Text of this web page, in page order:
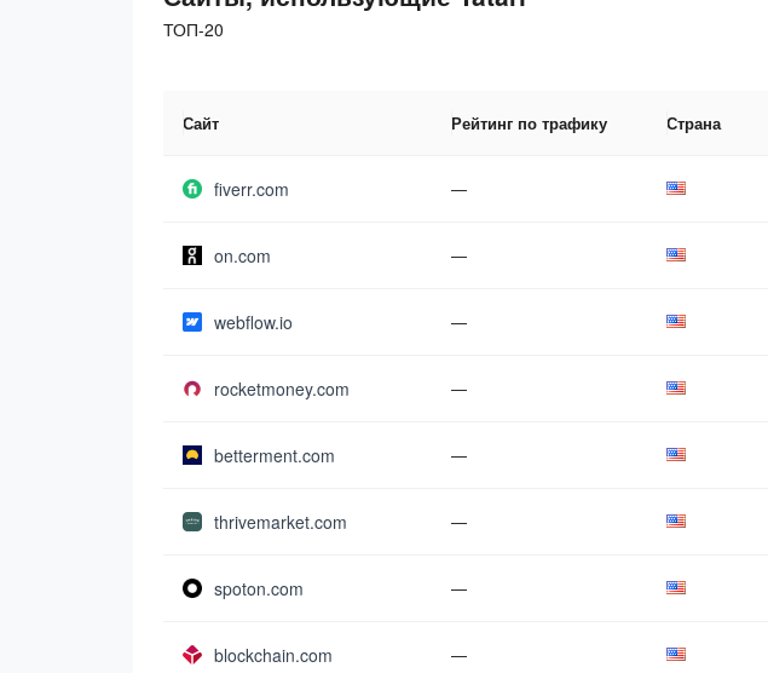
ТОП-20
Сайт Рейтинг по трафику Страна
fiverr.com —
on.com —
webflow.io —
rocketmoney.com —
betterment.com —
thrivemarket.com —
spoton.com —
blockchain.com —